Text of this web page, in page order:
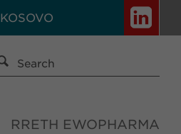
KOSOVO
RRETH EWOPHARMA